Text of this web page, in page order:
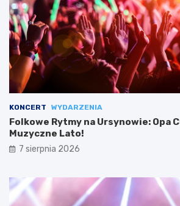
KONCERT WYDARZENIA
Folkowe Rytmy na Ursynowie: Opa
Muzyczne Lato!
7 sierpnia 2026